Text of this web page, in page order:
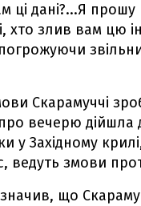
ці дані?...Я
хто злив вам цю
Скарамуччі
вечерю дійшла
у Західному
ведуть змови
що